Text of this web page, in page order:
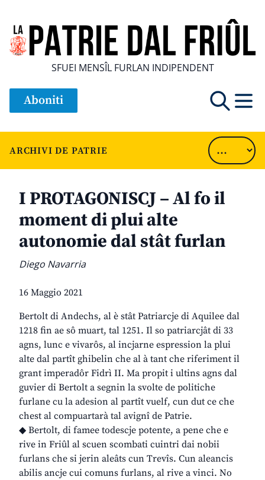
SFUEI MENSÎL FURLAN INDIPENDENT
Aboniti
ARCHIVI DE PATRIE
I PROTAGONISCJ – Al fo il
moment di plui alte
autonomie dal stât furlan
Diego Navarria
16 Maggio 2021
Bertolt di Andechs, al è stât Patriarcje di Aquilee dal
1218 fin ae sô muart, tal 1251. Il so patriarcjât di 33
agns, lunc e vivarôs, al incjarne espression la plui
alte dal partît ghibelin che al à tant che riferiment il
grant imperadôr Fidrì II. Ma propit i ultins agns dal
guvier di Bertolt a segnin la svolte de politiche
furlane cu la adesion al partît vuelf, cun dut ce che
chest al compuartarà tal avignî de Patrie.
◆ Bertolt, di famee todescje potente, a pene che e
rive in Friûl al scuen scombati cuintri dai nobii
furlans che si jerin aleâts cun Trevîs. Cun aleancis
abilis ancje cui comuns furlans, al rive a vinci. No